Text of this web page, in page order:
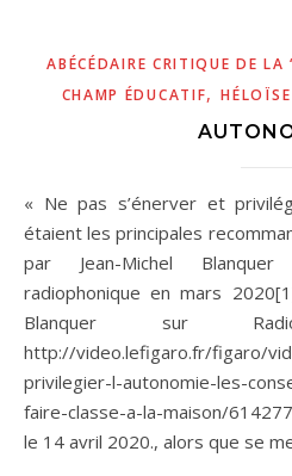
ABÉCÉDAIRE CRITIQUE DE
CHAMP ÉDUCATIF,
« Ne pas s’énerver et
étaient les principales
par Jean-Michel
radiophonique en mars
Blanquer sur
http://video.lefigaro.fr/figaro/
privilegier-l-autonomie-les-
faire-classe-a-la-maison/
le 14 avril 2020., alors que se